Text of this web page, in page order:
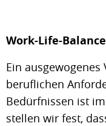
Work-Life-Balance
Ein
beruflichen
Bedürfnissen ist
stellen wir fest,